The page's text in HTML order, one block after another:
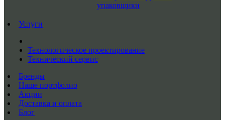
упаковщики
Услуги
Технологическое проектирование
Технический сервис
Бренды
Наше портфолио
Акции
Доставка и оплата
Блог